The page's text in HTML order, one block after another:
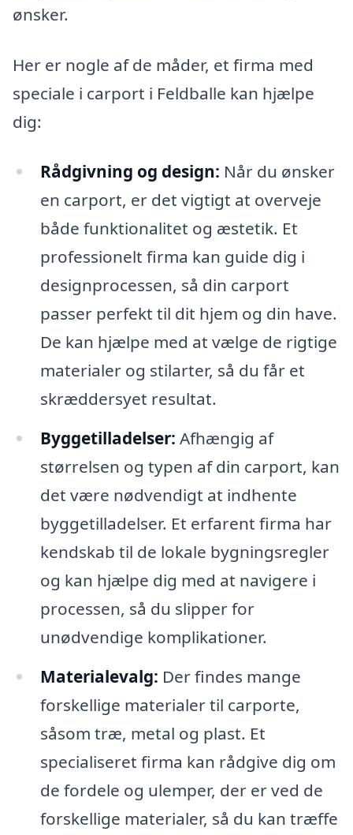
ønsker.
Her er nogle af de måder, et firma med
speciale i carport i Feldballe kan hjælpe
dig:
Rådgivning og design: Når du ønsker
en carport, er det vigtigt at overveje
både funktionalitet og æstetik. Et
professionelt firma kan guide dig i
designprocessen, så din carport
passer perfekt til dit hjem og din have.
De kan hjælpe med at vælge de rigtige
materialer og stilarter, så du får et
skræddersyet resultat.
Byggetilladelser: Afhængig af
størrelsen og typen af din carport, kan
det være nødvendigt at indhente
byggetilladelser. Et erfarent firma har
kendskab til de lokale bygningsregler
og kan hjælpe dig med at navigere i
processen, så du slipper for
unødvendige komplikationer.
Materialevalg: Der findes mange
forskellige materialer til carporte,
såsom træ, metal og plast. Et
specialiseret firma kan rådgive dig om
de fordele og ulemper, der er ved de
forskellige materialer, så du kan træffe